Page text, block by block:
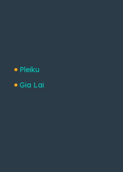
Pleiku
Gia Lai